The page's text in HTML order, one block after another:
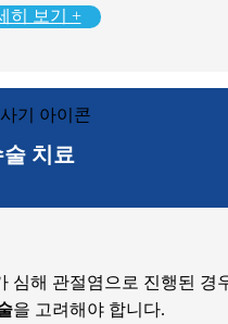
히 보기 +
술 치료
심해 관절염으로 진행된 경
을 고려해야 합니다.